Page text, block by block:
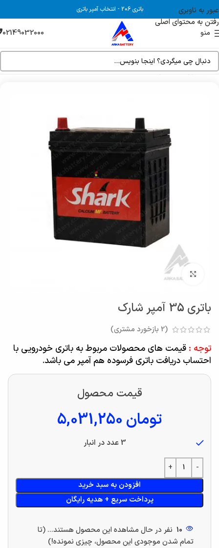
عبور به ناوبری
رفتن به محتوای اصلی
باتری 206 - انتخاب آمپر باتری
منو 02149032000
خانه فروشگاه باتری ماشین
بزرگنمایی تصویر
باتری 35 آمپر شارک
(
2 بازخورد مشتری)
توجه : قیمت های محصولات مربوط به باتری خودرویی با
احتساب دریافت باتری فرسوده هم آمپر می باشد.
قیمت محصول
تومان
3 عدد در انبار
افزودن به سبد خرید
پرداخت سریع + هدیه رایگان
10 نفر در حال مشاهده این محصول هستند... (تا
تمام شدن موجودی این محصول، چیزی نمونده!)